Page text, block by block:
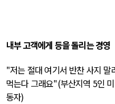
내부 고객에게 등을 돌리는 경영
"저는 절대 여기서 반찬 사지 말
먹는다 그래요"(부산지역 5인
동자)